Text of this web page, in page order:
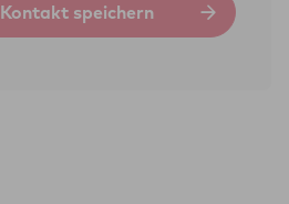
Kontakt speichern